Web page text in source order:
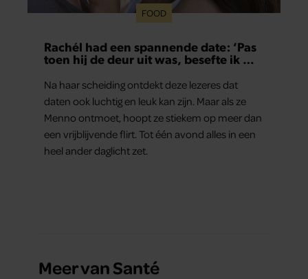
FOOD
Rachél had een spannende date: ‘Pas
toen hij de deur uit was, besefte ik wat
Na haar scheiding ontdekt deze lezeres dat
daten ook luchtig en leuk kan zijn. Maar als ze
Menno ontmoet, hoopt ze stiekem op meer dan
een vrijblijvende flirt. Tot één avond alles in een
heel ander daglicht zet.
Meer van Santé